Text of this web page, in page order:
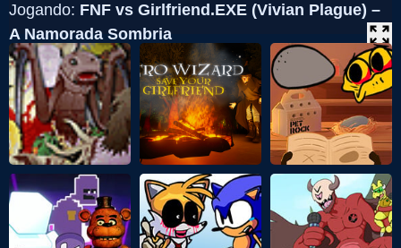
Jogando: FNF vs Girlfriend.EXE (Vivian Plague) –
A Namorada Sombria